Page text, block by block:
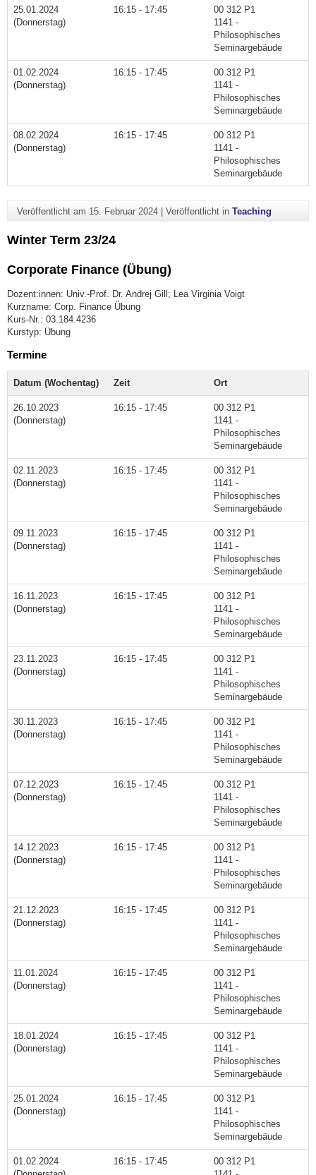
25.01.2024
(Donnerstag)
16:15 - 17:45
00 312 P1
1141 -
Philosophisches
Seminargebäude
01.02.2024
(Donnerstag)
16:15 - 17:45
00 312 P1
1141 -
Philosophisches
Seminargebäude
08.02.2024
(Donnerstag)
16:15 - 17:45
00 312 P1
1141 -
Philosophisches
Seminargebäude
Veröffentlicht am 15. Februar 2024| Veröffentlicht in Teaching
Winter Term 23/24
Corporate Finance (Übung)
Dozent:innen: Univ.-Prof. Dr. Andrej Gill; Lea Virginia Voigt
Kurzname: Corp. Finance Übung
Kurs-Nr.: 03.184.4236
Kurstyp: Übung
Termine
Datum (Wochentag) Zeit Ort
26.10.2023
(Donnerstag)
16:15 - 17:45
00 312 P1
1141 -
Philosophisches
Seminargebäude
02.11.2023
(Donnerstag)
16:15 - 17:45
00 312 P1
1141 -
Philosophisches
Seminargebäude
09.11.2023
(Donnerstag)
16:15 - 17:45
00 312 P1
1141 -
Philosophisches
Seminargebäude
16.11.2023
(Donnerstag)
16:15 - 17:45
00 312 P1
1141 -
Philosophisches
Seminargebäude
23.11.2023
(Donnerstag)
16:15 - 17:45
00 312 P1
1141 -
Philosophisches
Seminargebäude
30.11.2023
(Donnerstag)
16:15 - 17:45
00 312 P1
1141 -
Philosophisches
Seminargebäude
07.12.2023
(Donnerstag)
16:15 - 17:45
00 312 P1
1141 -
Philosophisches
Seminargebäude
14.12.2023
(Donnerstag)
16:15 - 17:45
00 312 P1
1141 -
Philosophisches
Seminargebäude
21.12.2023
(Donnerstag)
16:15 - 17:45
00 312 P1
1141 -
Philosophisches
Seminargebäude
11.01.2024
(Donnerstag)
16:15 - 17:45
00 312 P1
1141 -
Philosophisches
Seminargebäude
18.01.2024
(Donnerstag)
16:15 - 17:45
00 312 P1
1141 -
Philosophisches
Seminargebäude
25.01.2024
(Donnerstag)
16:15 - 17:45
00 312 P1
1141 -
Philosophisches
Seminargebäude
01.02.2024
16:15 - 17:45
00 312 P1